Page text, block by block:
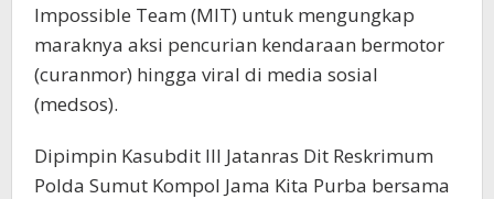
Impossible Team (MIT) untuk mengungkap
maraknya aksi pencurian kendaraan bermotor
(curanmor) hingga viral di media sosial
(medsos).
Dipimpin Kasubdit III Jatanras Dit Reskrimum
Polda Sumut Kompol Jama Kita Purba bersama